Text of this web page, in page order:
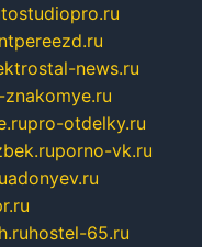
news.ru
pro-otdelky.ru
porno-vk.ru
adonyev.ru
hostel-65.ru